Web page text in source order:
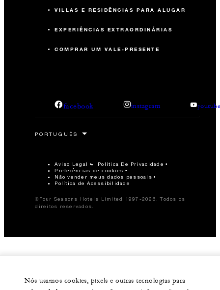
VILLAS E RESIDÊNCIAS PARA ALUGAR
EXPERIÊNCIAS EXTRAORDINÁRIAS
COMPRAR UM VALE-PRESENTE
facebook instagram
Aviso Legal Política De Privacidade
Preferências de cookies
Não vender meus dados pessoais
Política de Acessibilidade
©Four Seasons Hotels Limited 1997-2026. Todos os
direitos reservados.
Nós usamos cookies, pixels e outras tecnologias para